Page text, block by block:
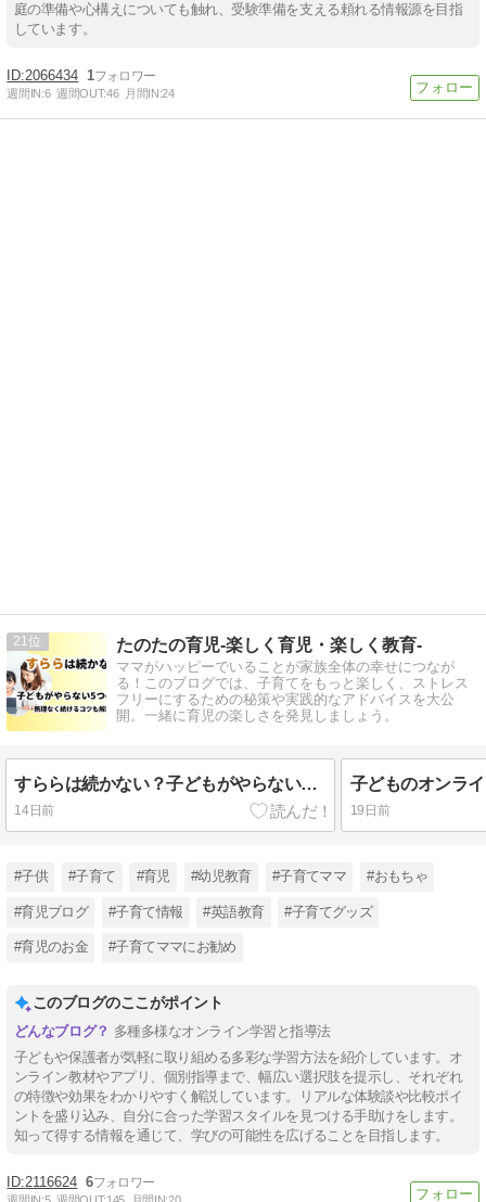
庭の準備や心構えについても触れ、受験準備を支える頼れる情報源を目指
しています。
2066434 1
週間IN:6 週間OUT:46 月間IN:24
21 たのたの育児-楽しく育児・楽しく教育-
ママがハッピーでいることが家族全体の幸せにつなが
る！このブログでは、子育てをもっと楽しく、ストレス
フリーにするための秘策や実践的なアドバイスを大公
開。一緒に育児の楽しさを発見しましょう。
すららは続かない？子どもがやらない原因と無理なく続けるための対策
14日前 19日前
#子供 #子育て #育児 #幼児教育 #子育てママ #おもちゃ
#育児ブログ #子育て情報 #英語教育 #子育てグッズ
#育児のお金 #子育てママにお勧め
このブログのここがポイント
多種多様なオンライン学習と指導法
子どもや保護者が気軽に取り組める多彩な学習方法を紹介しています。オ
ンライン教材やアプリ、個別指導まで、幅広い選択肢を提示し、それぞれ
の特徴や効果をわかりやすく解説しています。リアルな体験談や比較ポイ
ントを盛り込み、自分に合った学習スタイルを見つける手助けをします。
知って得する情報を通じて、学びの可能性を広げることを目指します。
2116624 6